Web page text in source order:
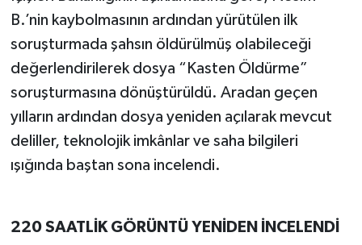
B.’nin kaybolmasının ardından yürütülen ilk
soruşturmada şahsın öldürülmüş olabileceği
değerlendirilerek dosya “Kasten Öldürme”
soruşturmasına dönüştürüldü. Aradan geçen
yılların ardından dosya yeniden açılarak mevcut
deliller, teknolojik imkânlar ve saha bilgileri
ışığında baştan sona incelendi.
220 SAATLİK GÖRÜNTÜ YENİDEN İNCELENDİ